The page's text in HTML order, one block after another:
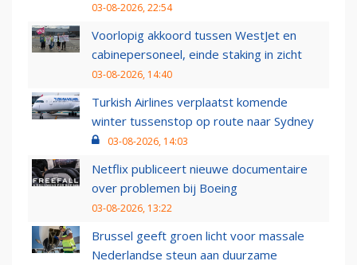
03-08-2026, 22:54
Voorlopig akkoord tussen WestJet en
cabinepersoneel, einde staking in zicht
03-08-2026, 14:40
Turkish Airlines verplaatst komende
winter tussenstop op route naar Sydney
03-08-2026, 14:03
Netflix publiceert nieuwe documentaire
over problemen bij Boeing
03-08-2026, 13:22
Brussel geeft groen licht voor massale
Nederlandse steun aan duurzame